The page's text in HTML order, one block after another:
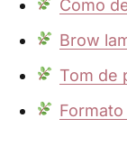
Como
Brow
Tom de